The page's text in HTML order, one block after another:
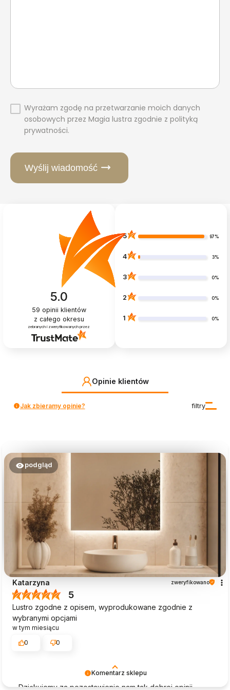
Wyrażam zgodę na przetwarzanie moich danych
osobowych przez Magia lustra zgodnie z polityką
prywatności.
Wyślij wiadomość
5.0
59 opinii klientów
z całego okresu
zebranych i zweryfikowanych przez
5 97%
4 3%
3 0%
2 0%
1 0%
Opinie klientów
filtry
Jak zbieramy opinie?
Komentarz sklepu
Dziękujemy za pozostawienie nam tak dobrej opinii.
podgląd
Katarzyna zweryfikowano
5
Lustro zgodne z opisem, wyprodukowane zgodnie z
wybranymi opcjami
w tym miesiącu
0
0